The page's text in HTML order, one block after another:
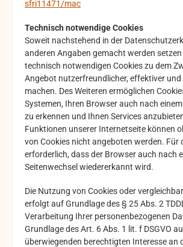
sfri11471/mac
Technisch notwendige Cookies
Soweit nachstehend in der
anderen Angaben gemacht werden
technisch notwendigen Cookies zu dem
Angebot nutzerfreundlicher, effektiver und
machen. Des Weiteren ermöglichen
Systemen, Ihren Browser auch nach
zu erkennen und Ihnen Services
Funktionen unserer Internetseite können
von Cookies nicht angeboten werden. Für
erforderlich, dass der Browser auch nach
Seitenwechsel wiedererkannt wird.
Die Nutzung von Cookies oder
erfolgt auf Grundlage des § 25 Abs. 2
Verarbeitung Ihrer personenbezogenen
Grundlage des Art. 6 Abs. 1 lit. f DSGVO
überwiegenden berechtigten Interesse an